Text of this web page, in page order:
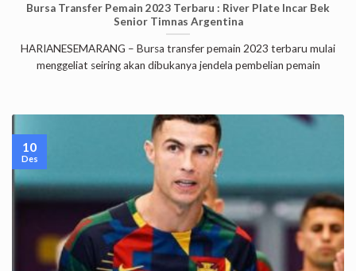
Bursa Transfer Pemain 2023 Terbaru : River Plate Incar Bek
Senior Timnas Argentina
HARIANESEMARANG – Bursa transfer pemain 2023 terbaru mulai
menggeliat seiring akan dibukanya jendela pembelian pemain
10
Des